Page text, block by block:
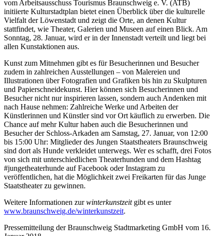
vom Arbeitsausschuss Tourismus Braunschweig e. V. (ATB)
initiierte Kulturstadtplan bietet einen Überblick über die kulturelle
Vielfalt der Löwenstadt und zeigt die Orte, an denen Kultur
stattfindet, wie Theater, Galerien und Museen auf einen Blick. Am
Sonntag, 28. Januar, wird er in der Innenstadt verteilt und liegt bei
allen Kunstaktionen aus.
Kunst zum Mitnehmen gibt es für Besucherinnen und Besucher
zudem in zahlreichen Ausstellungen – von Malereien und
Illustrationen über Fotografien und Grafiken bis hin zu Skulpturen
und Papierschneidekunst. Hier können sich Besucherinnen und
Besucher nicht nur inspirieren lassen, sondern auch Andenken mit
nach Hause nehmen: Zahlreiche Werke und Arbeiten der
Künstlerinnen und Künstler sind vor Ort käuflich zu erwerben. Die
Chance auf mehr Kultur haben auch die Besucherinnen und
Besucher der Schloss-Arkaden am Samstag, 27. Januar, von 12:00
bis 15:00 Uhr: Mitglieder des Jungen Staatstheaters Braunschweig
sind dort als Hunde verkleidet unterwegs. Wer es schafft, drei Fotos
von sich mit unterschiedlichen Theaterhunden und dem Hashtag
#jungetheaterhunde auf Facebook oder Instagram zu
veröffentlichen, hat die Möglichkeit zwei Freikarten für das Junge
Staatstheater zu gewinnen.
Weitere Informationen zurwinterkunstzeitgibt es unter
www.braunschweig.de/winterkunstzeit.
Pressemitteilung der Braunschweig Stadtmarketing GmbH vom 16.